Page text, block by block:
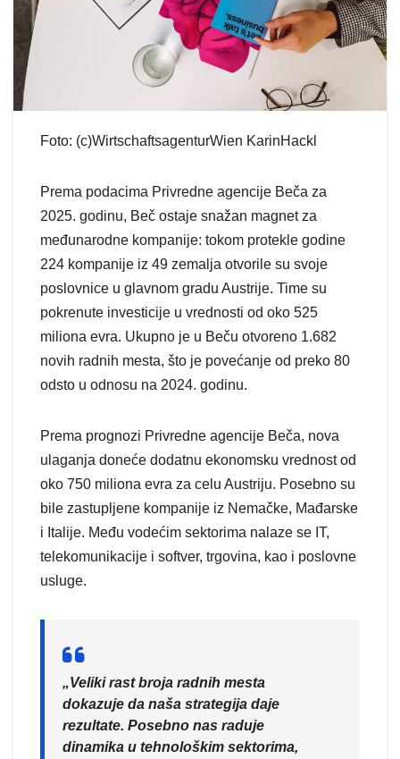
Foto: (c)WirtschaftsagenturWien KarinHackl
Prema podacima Privredne agencije Beča za
2025. godinu, Beč ostaje snažan magnet za
međunarodne kompanije: tokom protekle godine
224 kompanije iz 49 zemalja otvorile su svoje
poslovnice u glavnom gradu Austrije. Time su
pokrenute investicije u vrednosti od oko 525
miliona evra. Ukupno je u Beču otvoreno 1.682
novih radnih mesta, što je povećanje od preko 80
odsto u odnosu na 2024. godinu.
Prema prognozi Privredne agencije Beča, nova
ulaganja doneće dodatnu ekonomsku vrednost od
oko 750 miliona evra za celu Austriju. Posebno su
bile zastupljene kompanije iz Nemačke, Mađarske
i Italije. Među vodećim sektorima nalaze se IT,
telekomunikacije i softver, trgovina, kao i poslovne
usluge.
„Veliki rast broja radnih mesta
dokazuje da naša strategija daje
rezultate. Posebno nas raduje
dinamika u tehnološkim sektorima,